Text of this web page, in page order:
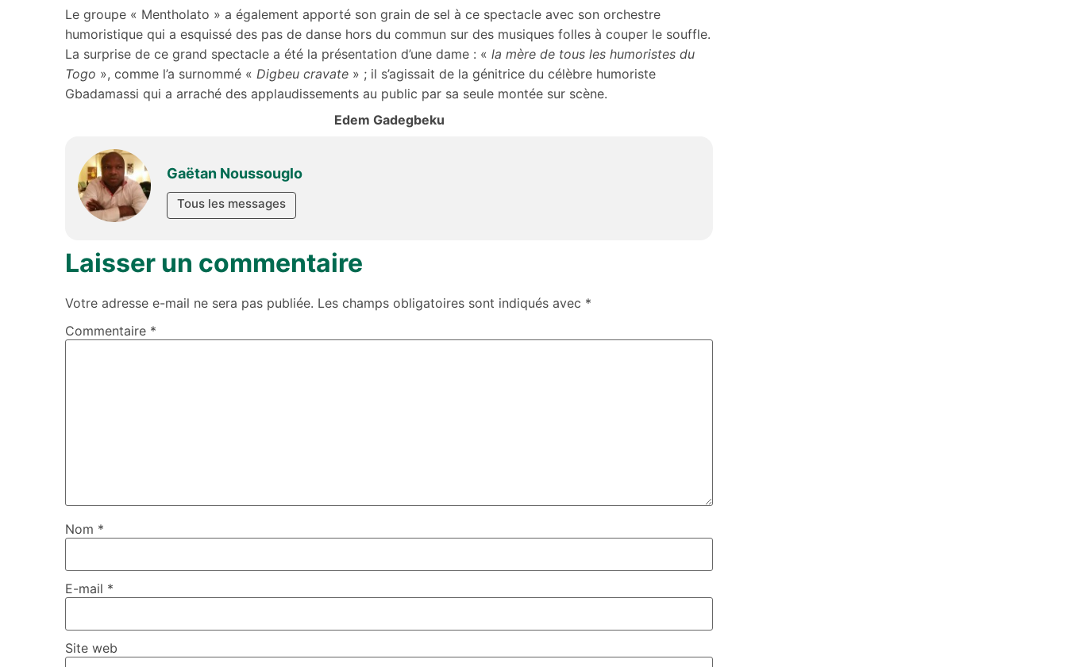
Le groupe « Mentholato » a également apporté son grain de sel à ce spectacle avec son orchestre
humoristique qui a esquissé des pas de danse hors du commun sur des musiques folles à couper le souffle.
La surprise de ce grand spectacle a été la présentation d’une dame : « la mère de tous les humoristes du
Togo », comme l’a surnommé « Digbeu cravate » ; il s’agissait de la génitrice du célèbre humoriste
Gbadamassi qui a arraché des applaudissements au public par sa seule montée sur scène.
Edem Gadegbeku
Gaëtan Noussouglo
Tous les messages
Laisser un commentaire
Votre adresse e-mail ne sera pas publiée. Les champs obligatoires sont indiqués avec *
Commentaire *
Nom *
E-mail *
Site web